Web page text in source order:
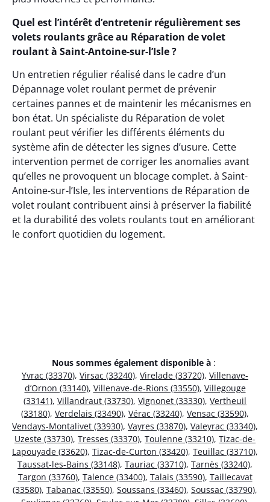
Quel est l’intérêt d’entretenir régulièrement ses
volets roulants grâce au Réparation de volet
roulant à Saint-Antoine-sur-l’Isle ?
Un entretien régulier réalisé dans le cadre d’un
Dépannage volet roulant permet de prévenir
certaines pannes et de maintenir les mécanismes en
bon état. Un spécialiste du Réparation de volet
roulant peut vérifier les différents éléments du
système afin de détecter les signes d’usure. Cette
intervention permet de corriger les anomalies avant
qu’elles ne provoquent un blocage complet. à Saint-
Antoine-sur-l’Isle, les interventions de Réparation de
volet roulant contribuent ainsi à préserver la fiabilité
et la durabilité des volets roulants tout en améliorant
le confort quotidien du logement.
Nous sommes également disponible à :
Yvrac (33370), Virsac (33240), Virelade (33720), Villenave-
d’Ornon (33140), Villenave-de-Rions (33550), Villegouge
(33141), Villandraut (33730), Vignonet (33330), Vertheuil
(33180), Verdelais (33490), Vérac (33240), Vensac (33590),
Vendays-Montalivet (33930), Vayres (33870), Valeyrac (33340),
Uzeste (33730), Tresses (33370), Toulenne (33210), Tizac-de-
Lapouyade (33620), Tizac-de-Curton (33420), Teuillac (33710),
Taussat-les-Bains (33148), Tauriac (33710), Tarnès (33240),
Targon (33760), Talence (33400), Talais (33590), Taillecavat
(33580), Tabanac (33550), Soussans (33460), Soussac (33790),